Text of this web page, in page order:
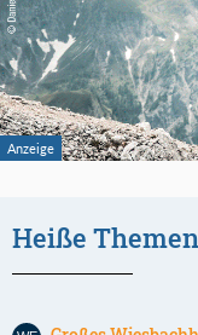
Heiße Themen